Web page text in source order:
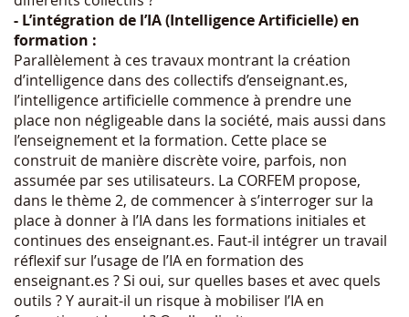
- L’intégration de l’IA (Intelligence Artificielle) en
formation :
Parallèlement à ces travaux montrant la création
d’intelligence dans des collectifs d’enseignant.es,
l’intelligence artificielle commence à prendre une
place non négligeable dans la société, mais aussi dans
l’enseignement et la formation. Cette place se
construit de manière discrète voire, parfois, non
assumée par ses utilisateurs. La CORFEM propose,
dans le thème 2, de commencer à s’interroger sur la
place à donner à l’IA dans les formations initiales et
continues des enseignant.es. Faut-il intégrer un travail
réflexif sur l’usage de l’IA en formation des
enseignant.es ? Si oui, sur quelles bases et avec quels
outils ? Y aurait-il un risque à mobiliser l’IA en